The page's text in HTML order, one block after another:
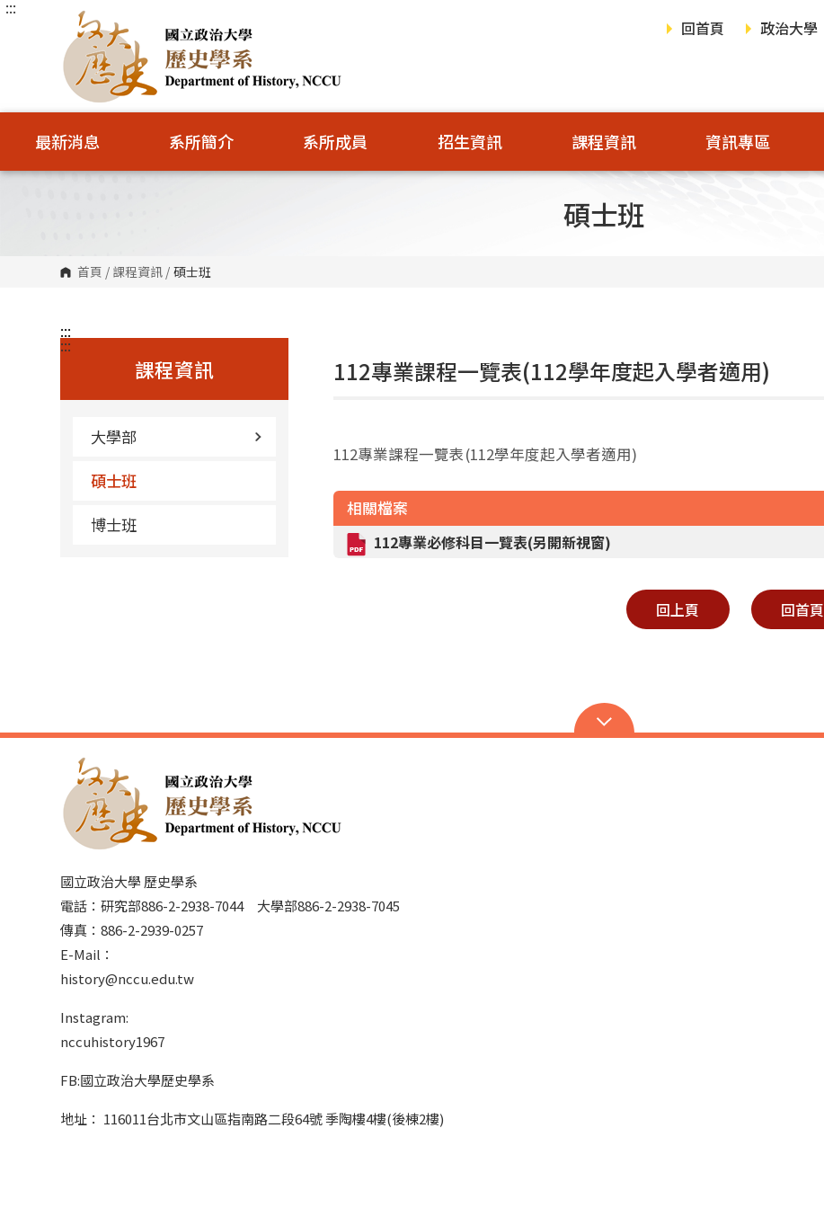
跳
塊
:::
回首頁
政治大學
最新消息 系所簡介 系所成員 招生資訊 課程資訊 資訊專區
碩士班
首頁 / 課程資訊 / 碩士班
:::
課程資訊
大學部
碩士班
博士班
:::
112專業課程一覽表(112學年度起入學者適用)
112專業課程一覽表(112學年度起入學者適用)
相關檔案
112專業必修科目一覽表(另開新視窗)
回上頁 回首頁
國立政治大學 歷史學系
電話：研究部886-2-2938-7044 大學部886-2-2938-7045
傳真：886-2-2939-0257
E-Mail：
history@nccu.edu.tw
Instagram:
nccuhistory1967
FB:國立政治大學歷史學系
地址： 116011台北市文山區指南路二段64號 季陶樓4樓(後棟2樓)